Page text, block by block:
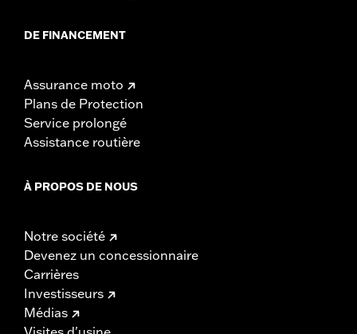
DE FINANCEMENT
Assurance moto
Plans de Protection
Service prolongé
Assistance routière
À PROPOS DE NOUS
Notre société
Devenez un concessionnaire
Carrières
Investisseurs
Médias